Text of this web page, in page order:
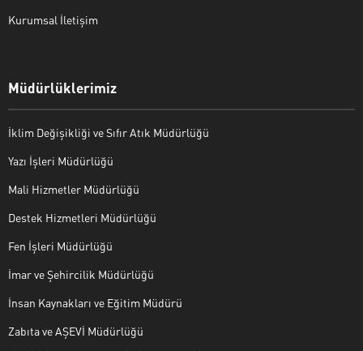
Kurumsal İletişim
Müdürlüklerimiz
İklim Değişikliği ve Sıfır Atık Müdürlüğü
Yazı İşleri Müdürlüğü
Mali Hizmetler Müdürlüğü
Destek Hizmetleri Müdürlüğü
Fen İşleri Müdürlüğü
İmar ve Şehircilik Müdürlüğü
İnsan Kaynakları ve Eğitim Müdürü
Zabıta ve AŞEVİ Müdürlüğü